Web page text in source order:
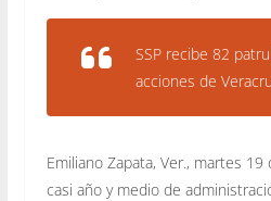
SSP recibe 82
acciones de
Emiliano Zapata, Ver., martes
casi año y medio de